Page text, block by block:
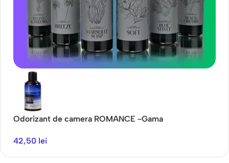
Parfum rufe concentrat Spring air
Cumpara acum
Odorizant de camera ROMANCE -Gama
42,50 lei